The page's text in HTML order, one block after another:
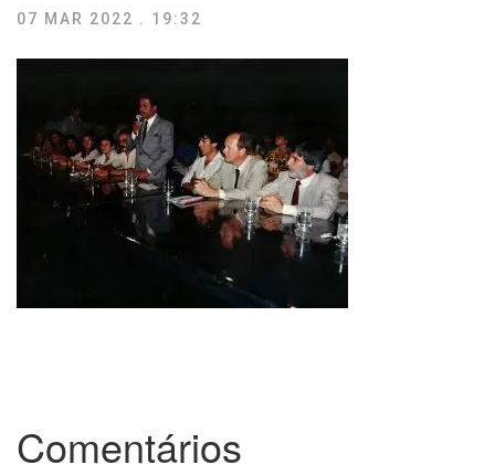
07 MAR 2022 . 19:32
Comentários